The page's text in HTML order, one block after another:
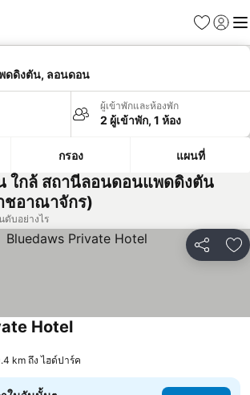
รายการโป
เข้าสู่ร
เมนู
ดดิงตัน, ลอนดอน
ผู้เข้าพักและห้องพัก
2 ผู้เข้าพัก, 1 ห้อง
กรอง แผนที่
ใกล้ สถานีลอนดอนแพดดิงตัน
ชอาณาจักร)
บอย่างไร
แชร์ เ
Hotel
km ถึง ไฮด์ปาร์ค